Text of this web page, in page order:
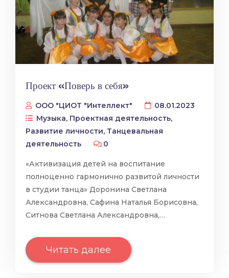
Проект «Поверь в себя»
ООО "ЦИОТ "Интеллект"
08.01.2023
Музыка, Проектная деятельность,
Развитие личности, Танцевальная
деятельность
0
«Активизация детей на воспитание
полноценно гармонично развитой личности
в студии танца» Доронина Светлана
Александровна, Сафина Наталья Борисовна,
Ситнова Светлана Александровна,…
Читать далее